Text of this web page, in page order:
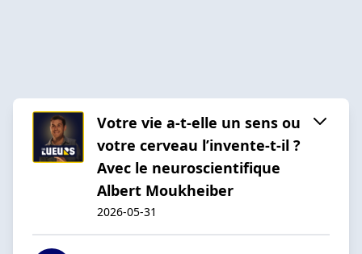
Votre vie a-t-elle un sens ou
votre cerveau l’invente-t-il ?
Avec le neuroscientifique
Albert Moukheiber
2026-05-31